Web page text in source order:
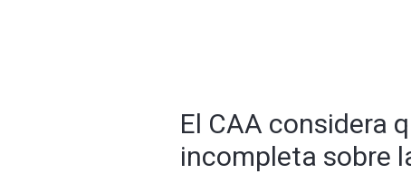
El CAA considera
incompleta sobre